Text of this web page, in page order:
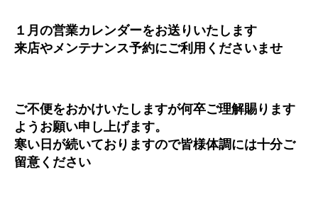
１月の営業カレンダーをお送りいたします
来店やメンテナンス予約にご利用くださいませ
ご不便をおかけいたしますが何卒ご理解賜ります
ようお願い申し上げます。
寒い日が続いておりますので皆様体調には十分ご
留意ください